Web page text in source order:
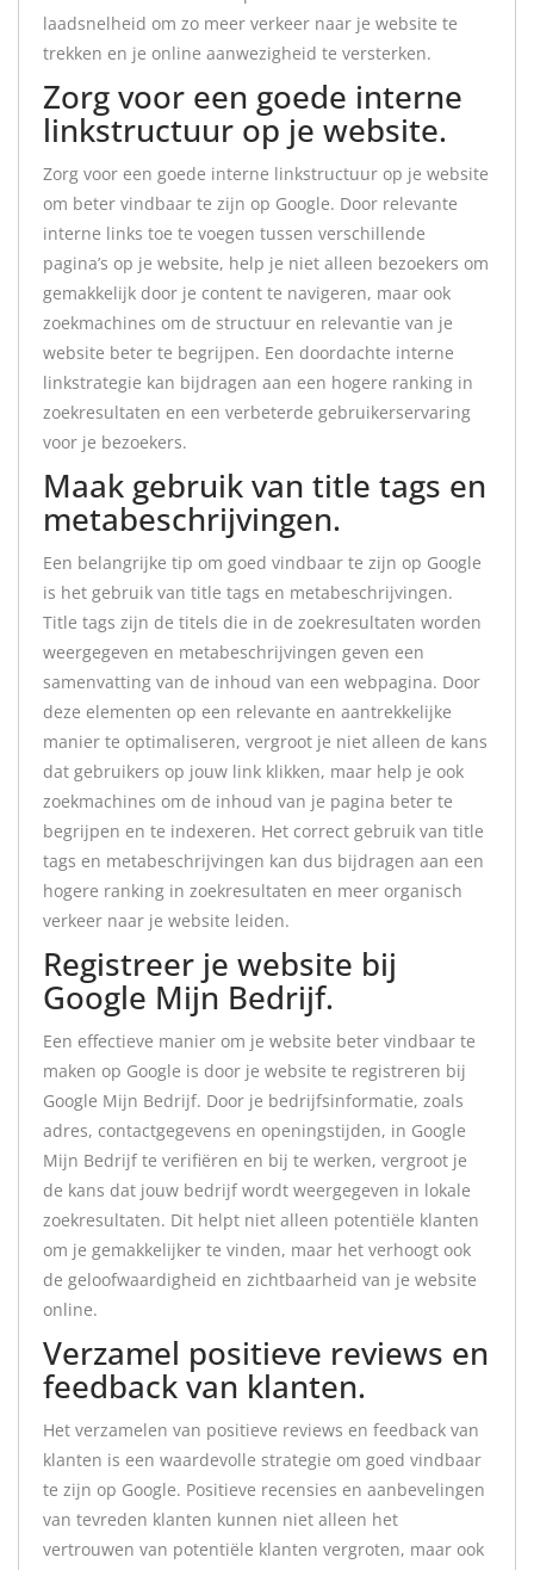
laadsnelheid om zo meer verkeer naar je website te
trekken en je online aanwezigheid te versterken.
Zorg voor een goede interne
linkstructuur op je website.
Zorg voor een goede interne linkstructuur op je website
om beter vindbaar te zijn op Google. Door relevante
interne links toe te voegen tussen verschillende
pagina’s op je website, help je niet alleen bezoekers om
gemakkelijk door je content te navigeren, maar ook
zoekmachines om de structuur en relevantie van je
website beter te begrijpen. Een doordachte interne
linkstrategie kan bijdragen aan een hogere ranking in
zoekresultaten en een verbeterde gebruikerservaring
voor je bezoekers.
Maak gebruik van title tags en
metabeschrijvingen.
Een belangrijke tip om goed vindbaar te zijn op Google
is het gebruik van title tags en metabeschrijvingen.
Title tags zijn de titels die in de zoekresultaten worden
weergegeven en metabeschrijvingen geven een
samenvatting van de inhoud van een webpagina. Door
deze elementen op een relevante en aantrekkelijke
manier te optimaliseren, vergroot je niet alleen de kans
dat gebruikers op jouw link klikken, maar help je ook
zoekmachines om de inhoud van je pagina beter te
begrijpen en te indexeren. Het correct gebruik van title
tags en metabeschrijvingen kan dus bijdragen aan een
hogere ranking in zoekresultaten en meer organisch
verkeer naar je website leiden.
Registreer je website bij
Google Mijn Bedrijf.
Een effectieve manier om je website beter vindbaar te
maken op Google is door je website te registreren bij
Google Mijn Bedrijf. Door je bedrijfsinformatie, zoals
adres, contactgegevens en openingstijden, in Google
Mijn Bedrijf te verifiëren en bij te werken, vergroot je
de kans dat jouw bedrijf wordt weergegeven in lokale
zoekresultaten. Dit helpt niet alleen potentiële klanten
om je gemakkelijker te vinden, maar het verhoogt ook
de geloofwaardigheid en zichtbaarheid van je website
online.
Verzamel positieve reviews en
feedback van klanten.
Het verzamelen van positieve reviews en feedback van
klanten is een waardevolle strategie om goed vindbaar
te zijn op Google. Positieve recensies en aanbevelingen
van tevreden klanten kunnen niet alleen het
vertrouwen van potentiële klanten vergroten, maar ook